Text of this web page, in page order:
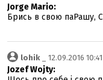
Jorge Mario:
Брись в свою паРашу,
lohik_ 12.09.2016 10:41
Jozef Wojty: